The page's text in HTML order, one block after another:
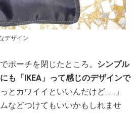
デザイン
ポーチを閉じたところ。 シンプル
も「IKEA」って感じのデザインで
とカワイイといいんだけど……」
などつけてもいいかもしれませ